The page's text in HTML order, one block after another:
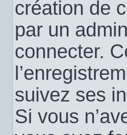
création de
par un
connecter.
suivez ses
Si vous